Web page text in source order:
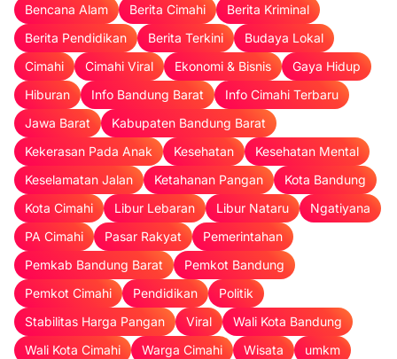
Bencana Alam
Berita Cimahi
Berita Kriminal
Berita Pendidikan
Berita Terkini
Budaya Lokal
Cimahi
Cimahi Viral Ekonomi & Bisnis
Gaya Hidup
Hiburan
Info Bandung Barat
Info Cimahi Terbaru
Jawa Barat
Kabupaten Bandung Barat
Kekerasan Pada Anak
Kesehatan
Kesehatan Mental
Keselamatan Jalan
Ketahanan Pangan
Kota Bandung
Kota Cimahi
Libur Lebaran Libur Nataru
Ngatiyana
PA Cimahi
Pasar Rakyat
Pemerintahan
Pemkab Bandung Barat
Pemkot Bandung
Pemkot Cimahi
Pendidikan
Politik
Stabilitas Harga Pangan
Viral
Wali Kota Bandung
Wali Kota Cimahi
Warga Cimahi Wisata umkm